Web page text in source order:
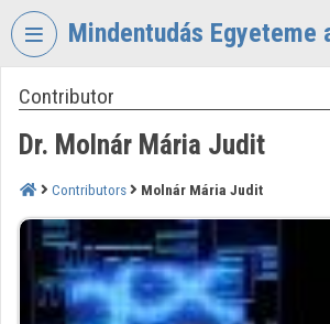
Skip header
Mindentudás Egyeteme
VIDEO
MINDENTUDÁS
EGYETEME
Organization home
Log In
Contributor
Dr. Molnár Mária Judit
Contributors Molnár Mária Judit